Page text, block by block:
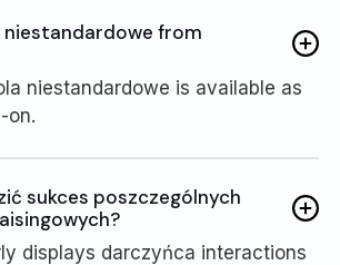
niestandardowe from
niestandardowe is available as
on.
sukces poszczególnych
displays darczyńca interactions